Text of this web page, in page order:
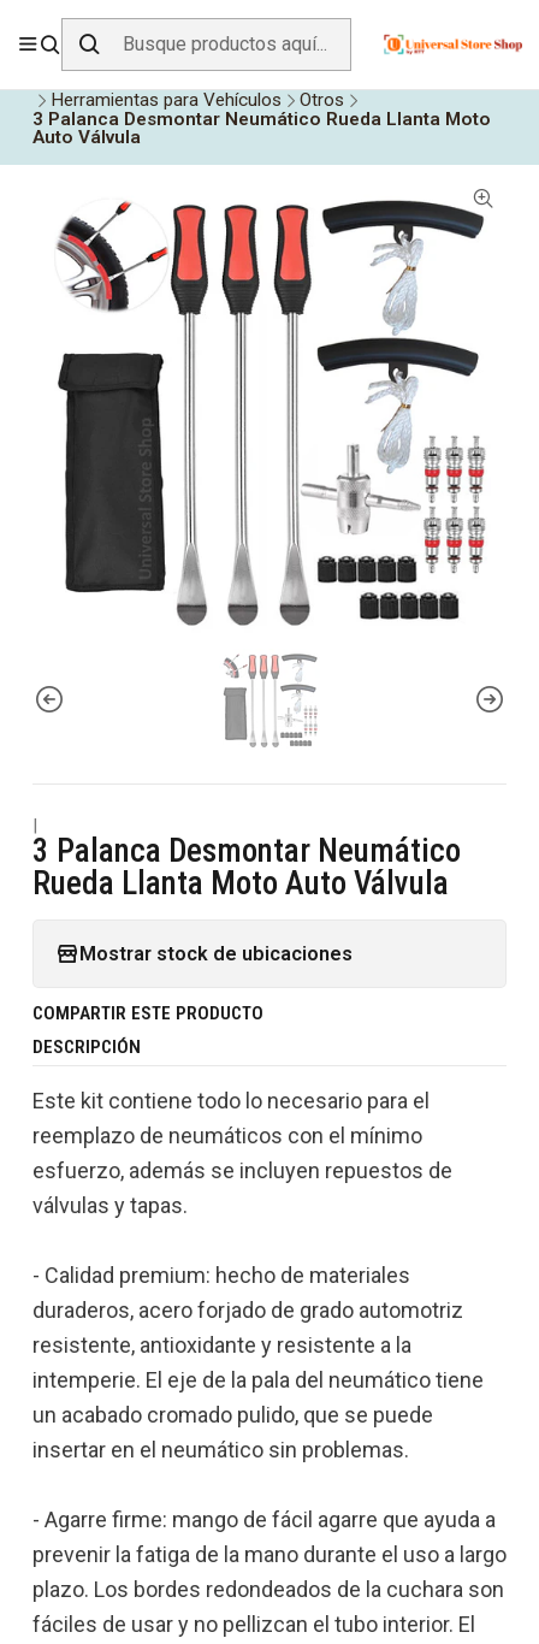
ENVÍO GRATIS SOBRE$19.990EN ZONA CENTRO
Herramientas para Vehículos
Otros
3 Palanca Desmontar Neumático Rueda Llanta Moto
Auto Válvula
|
3 Palanca Desmontar Neumático
Rueda Llanta Moto Auto Válvula
Mostrar stock de ubicaciones
COMPARTIR ESTE PRODUCTO
DESCRIPCIÓN
Este kit contiene todo lo necesario para el
reemplazo de neumáticos con el mínimo
esfuerzo, además se incluyen repuestos de
válvulas y tapas.
- Calidad premium: hecho de materiales
duraderos, acero forjado de grado automotriz
resistente, antioxidante y resistente a la
intemperie. El eje de la pala del neumático tiene
un acabado cromado pulido, que se puede
insertar en el neumático sin problemas.
- Agarre firme: mango de fácil agarre que ayuda a
prevenir la fatiga de la mano durante el uso a largo
plazo. Los bordes redondeados de la cuchara son
fáciles de usar y no pellizcan el tubo interior. El